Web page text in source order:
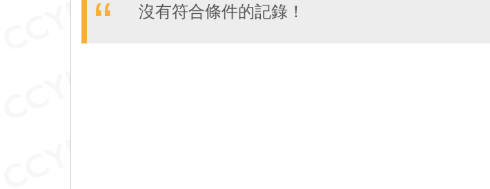
沒有符合條件的記錄！